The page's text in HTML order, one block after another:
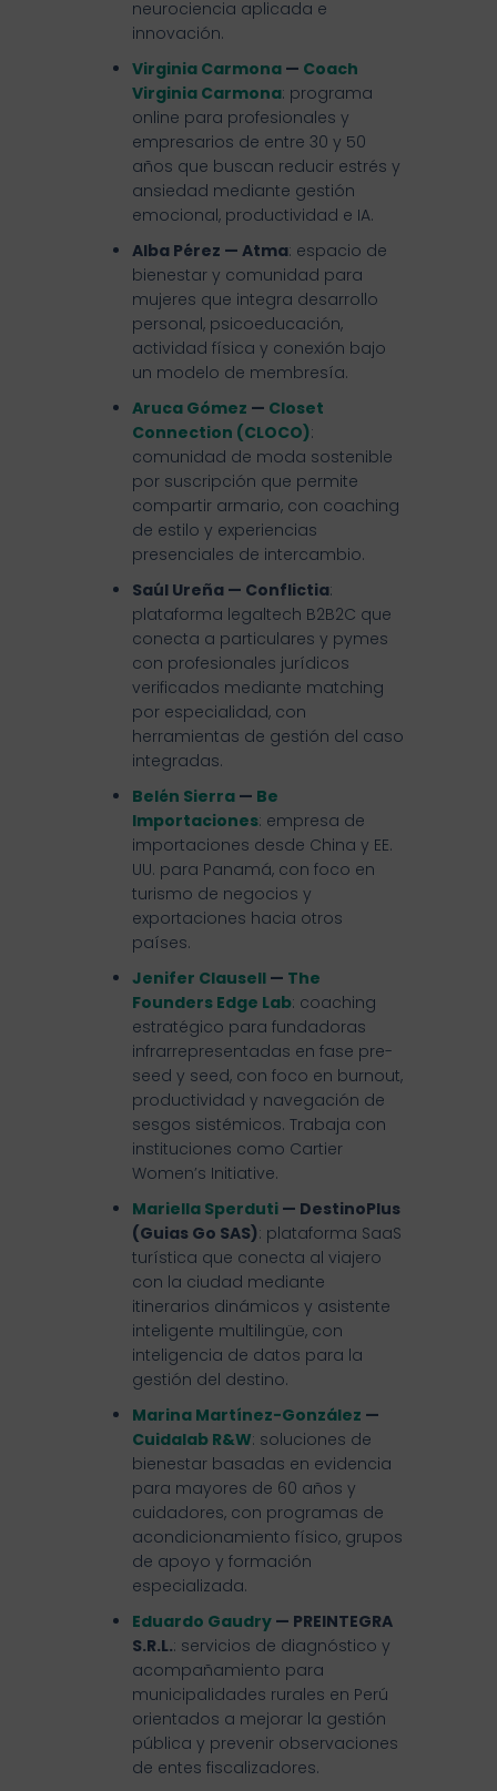
neurociencia aplicada e
innovación.
Virginia Carmona — Coach
Virginia Carmona: programa
online para profesionales y
empresarios de entre 30 y 50
años que buscan reducir estrés y
ansiedad mediante gestión
emocional, productividad e IA.
Alba Pérez — Atma: espacio de
bienestar y comunidad para
mujeres que integra desarrollo
personal, psicoeducación,
actividad física y conexión bajo
un modelo de membresía.
Aruca Gómez — Closet
Connection (CLOCO):
comunidad de moda sostenible
por suscripción que permite
compartir armario, con coaching
de estilo y experiencias
presenciales de intercambio.
Saúl Ureña — Conflictia:
plataforma legaltech B2B2C que
conecta a particulares y pymes
con profesionales jurídicos
verificados mediante matching
por especialidad, con
herramientas de gestión del caso
integradas.
Belén Sierra — Be
Importaciones: empresa de
importaciones desde China y EE.
UU. para Panamá, con foco en
turismo de negocios y
exportaciones hacia otros
países.
Jenifer Clausell — The
Founders Edge Lab: coaching
estratégico para fundadoras
infrarrepresentadas en fase pre-
seed y seed, con foco en burnout,
productividad y navegación de
sesgos sistémicos. Trabaja con
instituciones como Cartier
Women’s Initiative.
Mariella Sperduti — DestinoPlus
(Guias Go SAS): plataforma SaaS
turística que conecta al viajero
con la ciudad mediante
itinerarios dinámicos y asistente
inteligente multilingüe, con
inteligencia de datos para la
gestión del destino.
Marina Martínez-González —
Cuidalab R&W: soluciones de
bienestar basadas en evidencia
para mayores de 60 años y
cuidadores, con programas de
acondicionamiento físico, grupos
de apoyo y formación
especializada.
Eduardo Gaudry — PREINTEGRA
S.R.L.: servicios de diagnóstico y
acompañamiento para
municipalidades rurales en Perú
orientados a mejorar la gestión
pública y prevenir observaciones
de entes fiscalizadores.